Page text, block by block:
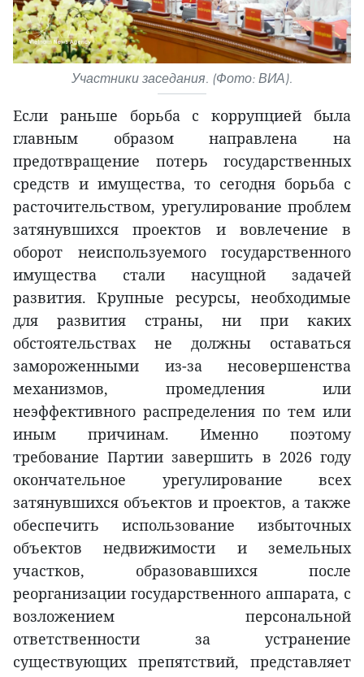
Участники заседания. (Фото: ВИА).
Если раньше борьба с коррупцией была
главным образом направлена на
предотвращение потерь государственных
средств и имущества, то сегодня борьба с
расточительством, урегулирование проблем
затянувшихся проектов и вовлечение в
оборот неиспользуемого государственного
имущества стали насущной задачей
развития. Крупные ресурсы, необходимые
для развития страны, ни при каких
обстоятельствах не должны оставаться
замороженными из-за несовершенства
механизмов, промедления или
неэффективного распределения по тем или
иным причинам. Именно поэтому
требование Партии завершить в 2026 году
окончательное урегулирование всех
затянувшихся объектов и проектов, а также
обеспечить использование избыточных
объектов недвижимости и земельных
участков, образовавшихся после
реорганизации государственного аппарата, с
возложением персональной
ответственности за устранение
существующих препятствий, представляет